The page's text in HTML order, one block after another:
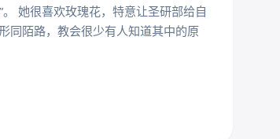
她很喜欢玫瑰花，特意让圣研部给自
同陌路，教会很少有人知道其中的原